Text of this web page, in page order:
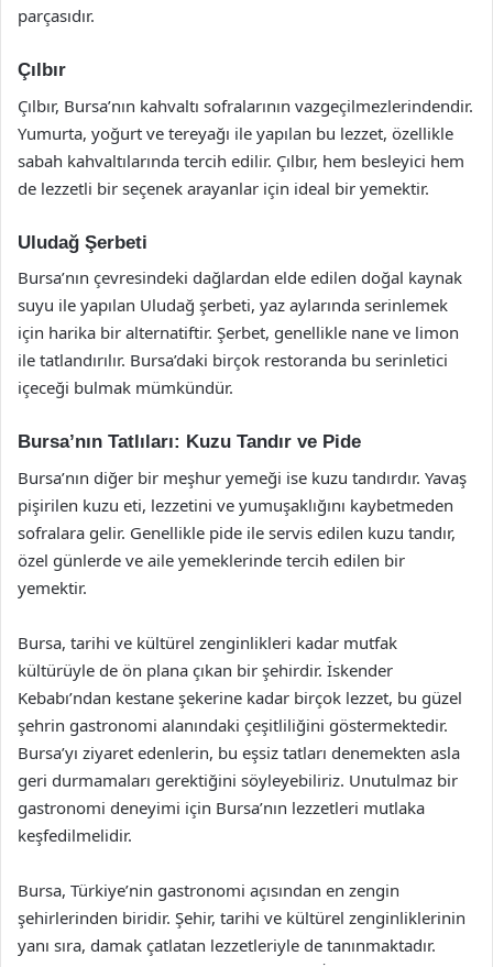
parçasıdır.
Çılbır
Çılbır, Bursa’nın kahvaltı sofralarının vazgeçilmezlerindendir.
Yumurta, yoğurt ve tereyağı ile yapılan bu lezzet, özellikle
sabah kahvaltılarında tercih edilir. Çılbır, hem besleyici hem
de lezzetli bir seçenek arayanlar için ideal bir yemektir.
Uludağ Şerbeti
Bursa’nın çevresindeki dağlardan elde edilen doğal kaynak
suyu ile yapılan Uludağ şerbeti, yaz aylarında serinlemek
için harika bir alternatiftir. Şerbet, genellikle nane ve limon
ile tatlandırılır. Bursa’daki birçok restoranda bu serinletici
içeceği bulmak mümkündür.
Bursa’nın Tatlıları: Kuzu Tandır ve Pide
Bursa’nın diğer bir meşhur yemeği ise kuzu tandırdır. Yavaş
pişirilen kuzu eti, lezzetini ve yumuşaklığını kaybetmeden
sofralara gelir. Genellikle pide ile servis edilen kuzu tandır,
özel günlerde ve aile yemeklerinde tercih edilen bir
yemektir.
Bursa, tarihi ve kültürel zenginlikleri kadar mutfak
kültürüyle de ön plana çıkan bir şehirdir. İskender
Kebabı’ndan kestane şekerine kadar birçok lezzet, bu güzel
şehrin gastronomi alanındaki çeşitliliğini göstermektedir.
Bursa’yı ziyaret edenlerin, bu eşsiz tatları denemekten asla
geri durmamaları gerektiğini söyleyebiliriz. Unutulmaz bir
gastronomi deneyimi için Bursa’nın lezzetleri mutlaka
keşfedilmelidir.
Bursa, Türkiye’nin gastronomi açısından en zengin
şehirlerinden biridir. Şehir, tarihi ve kültürel zenginliklerinin
yanı sıra, damak çatlatan lezzetleriyle de tanınmaktadır.